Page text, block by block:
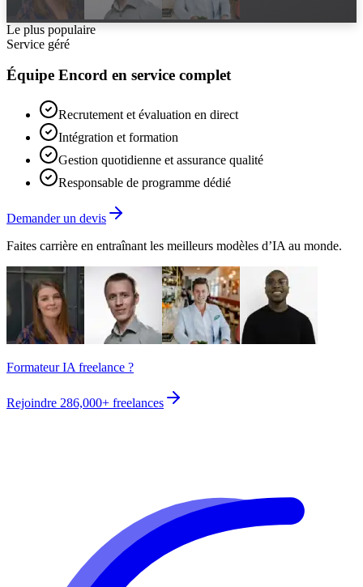
Le plus populaire
Service géré
Équipe Encord en service complet
Recrutement et évaluation en direct
Intégration et formation
Gestion quotidienne et assurance qualité
Responsable de programme dédié
Demander un devis
Faites carrière en entraînant les meilleurs modèles d’IA au monde.
Formateur IA freelance ?
Rejoindre 286,000+ freelances